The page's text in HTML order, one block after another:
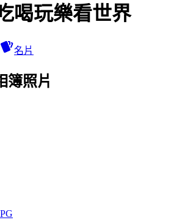
喝玩樂看世界
名片
簿照片